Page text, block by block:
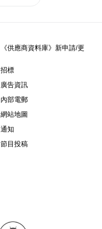
《供應商資料庫》新申請/更
招標
廣告資訊
內部電郵
網站地圖
通知
節目投稿